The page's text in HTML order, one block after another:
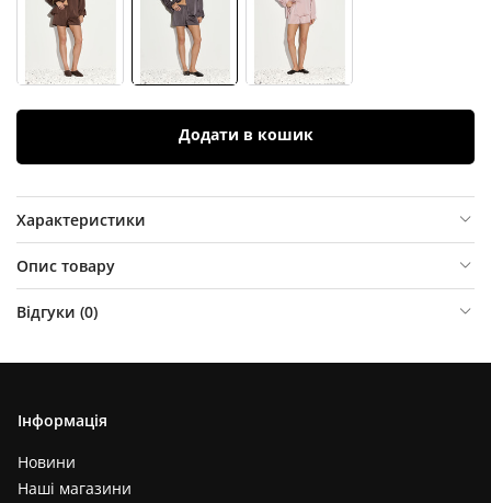
Додати в кошик
Характеристики
Опис товару
Відгуки (0)
Інформація
Новини
Наші магазини